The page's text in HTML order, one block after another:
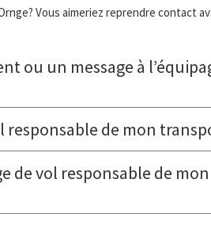
Vous aimeriez reprendre contact
ou un message à
responsable de mon
de vol responsable de mon